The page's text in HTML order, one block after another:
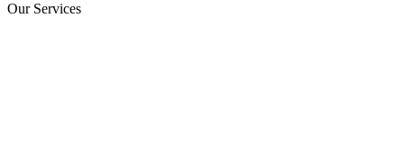
Our Services